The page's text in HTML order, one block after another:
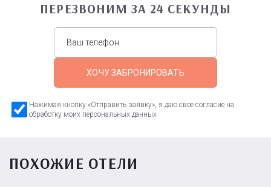
ПЕРЕЗВОНИМ ЗА 24 СЕКУНДЫ
ХОЧУ ЗАБРОНИРОВАТЬ
Нажимая кнопку «Отправить заявку», я даю свое согласие на
обработку моих персональных данных
ПОХОЖИЕ ОТЕЛИ